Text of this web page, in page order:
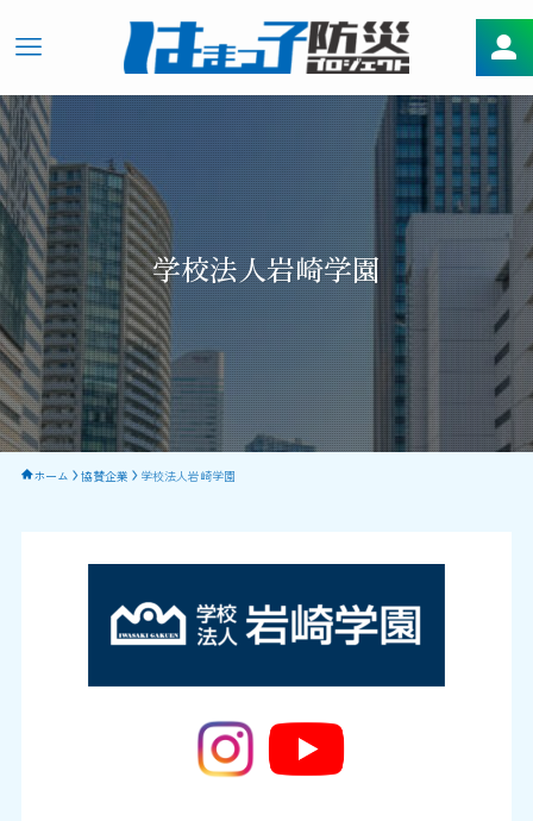
学校法人岩崎学園
ホーム 協賛企業 学校法人岩崎学園